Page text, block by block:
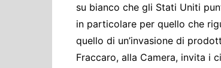
su bianco che gli Stati Uniti
in particolare per quello che
quello di un’invasione di
Fraccaro, alla Camera, invita i